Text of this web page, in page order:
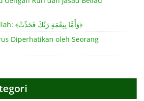
Makna Firman Allah: ﴾وَأَمَّا بِنِعْمَةِ رَبِّكَ فَحَدِّثْ﴿
Diperhatikan oleh Seorang